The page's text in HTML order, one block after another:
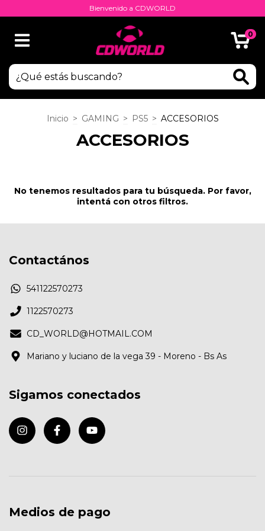
Bienvenido a CDWORLD
0
Inicio > GAMING > PS5 > ACCESORIOS
ACCESORIOS
No tenemos resultados para tu búsqueda. Por favor,
intentá con otros filtros.
Contactános
541122570273
1122570273
CD_WORLD@HOTMAIL.COM
Mariano y luciano de la vega 39 - Moreno - Bs As
Sigamos conectados
Medios de pago